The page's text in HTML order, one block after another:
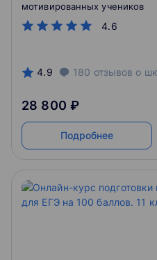
4.6
мотивированных учеников
4.9 180 отзывов о
28 800 ₽
Подробнее